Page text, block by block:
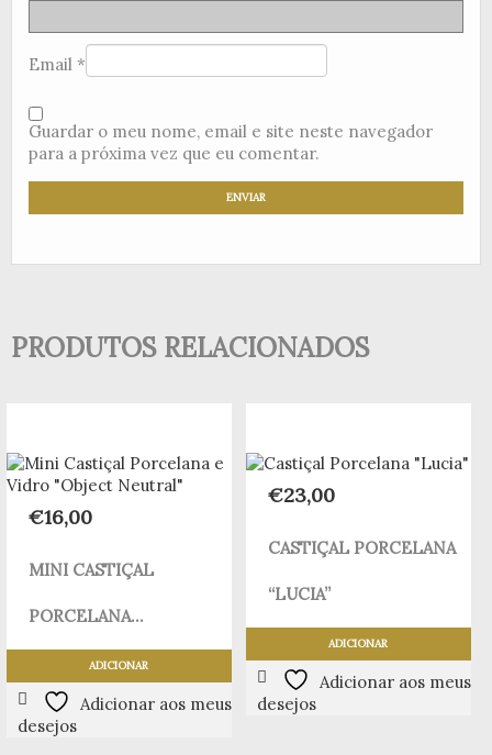
Email *
Guardar o meu nome, email e site neste navegador
para a próxima vez que eu comentar.
PRODUTOS RELACIONADOS
€16,00
MINI CASTIÇAL
PORCELANA...
ADICIONAR
Adicionar aos meus
desejos
€23,00
CASTIÇAL PORCELANA
“LUCIA”
ADICIONAR
Adicionar aos meus
desejos